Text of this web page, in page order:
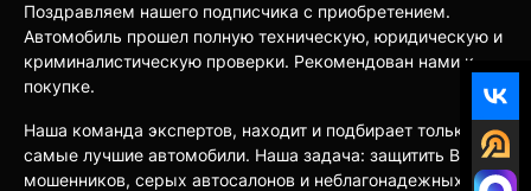
Поздравляем нашего подписчика с приобретением.
Автомобиль прошел полную техническую, юридическую и
криминалистическую проверки. Рекомендован нами к
покупке.
Наша команда экспертов, находит и подбирает только
самые лучшие автомобили. Наша задача: защитить Вас от
мошенников, серых автосалонов и неблагонадежных